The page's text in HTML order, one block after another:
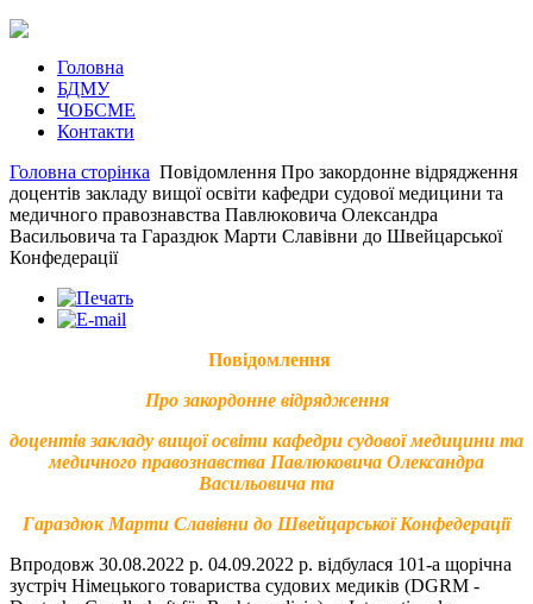
Головна
БДМУ
ЧОБСМЕ
Контакти
Головна сторінка Повідомлення Про закордонне відрядження
доцентів закладу вищої освіти кафедри судової медицини та
медичного правознавства Павлюковича Олександра
Васильовича та Гараздюк Марти Славівни до Швейцарської
Конфедерації
Повідомлення
Про закордонне відрядження
доцентів закладу вищої освіти кафедри судової медицини та
медичного правознавства Павлюковича Олександра
Васильовича та
Гараздюк Марти Славівни до Швейцарської Конфедерації
Впродовж 30.08.2022 р. 04.09.2022 р. відбулася 101-а щорічна
зустріч Німецького товариства судових медиків (DGRM -